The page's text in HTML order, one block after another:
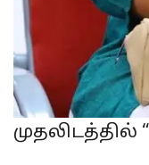
முதலிடத்தில் “